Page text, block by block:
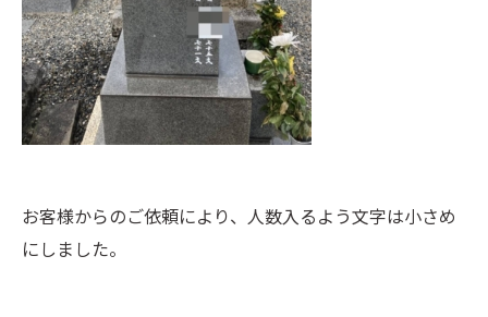
お客様からのご依頼により、人数入るよう文字は小さめ
にしました。